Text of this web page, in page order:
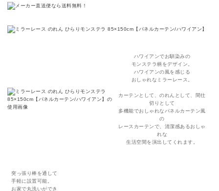
ハワイアンでお馴染みの
モンステラ柄をデザイン。
ハワイアンの風を感じる
おしゃれなミラーレース。
カーテンとして、のれんとして、間仕
切りとして
多機能でおしゃれなパネルカーテン風
の
レースカーテンで、清潔感あるおしゃ
れな
生活空間を演出してくれます。
突っ張り棒を通して
手軽に設置可能。
お家で丸洗いができ